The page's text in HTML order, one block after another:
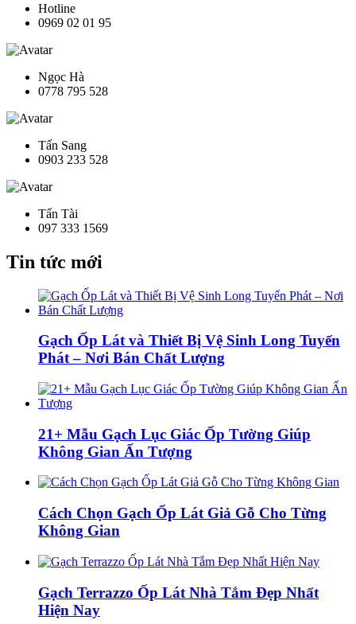
Hotline
0969 02 01 95
Ngọc Hà
0778 795 528
Tấn Sang
0903 233 528
Tấn Tài
097 333 1569
Tin tức mới
Gạch Ốp Lát và Thiết Bị Vệ Sinh Long Tuyến
Phát – Nơi Bán Chất Lượng
21+ Mẫu Gạch Lục Giác Ốp Tường Giúp
Không Gian Ấn Tượng
Cách Chọn Gạch Ốp Lát Giả Gỗ Cho Từng
Không Gian
Gạch Terrazzo Ốp Lát Nhà Tắm Đẹp Nhất
Hiện Nay